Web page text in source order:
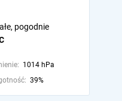
pogodnie
1014 hPa
39%